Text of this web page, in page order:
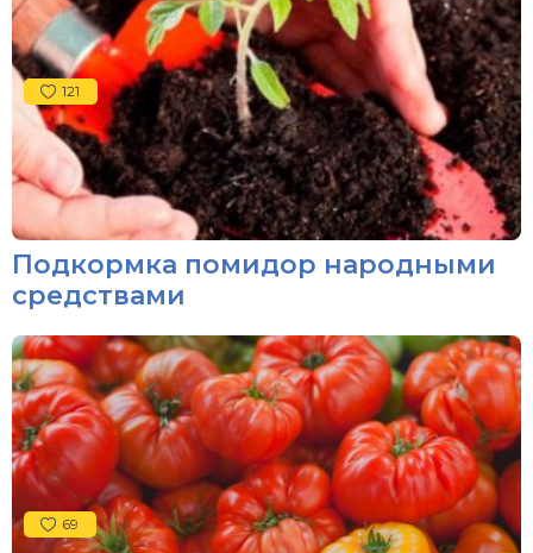
121
Подкормка помидор народными
средствами
69